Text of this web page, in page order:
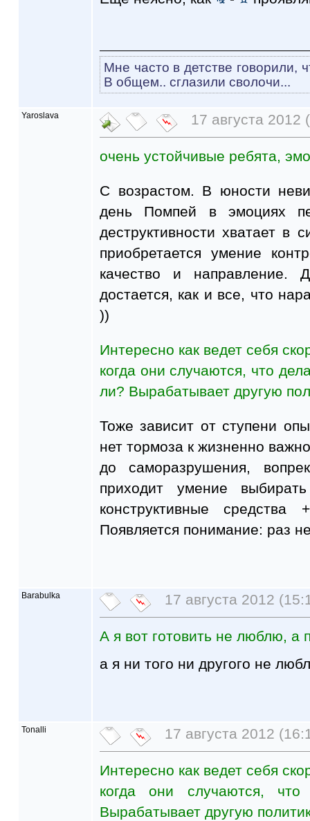
Мне часто в детстве говорили,
В общем.. сглазили сволочи...
Yaroslava 17 августа 2012
очень устойчивые ребята,
С возрастом. В юности
день Помпей в эмоциях
деструктивности хватает в
приобретается умение
качество и
достается, как и все, что
))
Интересно как ведет себя
когда они случаются, что
ли? Вырабатывает другую
Тоже зависит от ступени
нет тормоза к жизненно
до саморазрушения,
приходит умение
конструктивные средства
Появляется понимание: раз
Barabulka 17 августа 2012
А я вот готовить не люблю, а
а я ни того ни другого не
Tonalli 17 августа 2012
Интересно как ведет себя
когда они случаются,
Вырабатывает другую